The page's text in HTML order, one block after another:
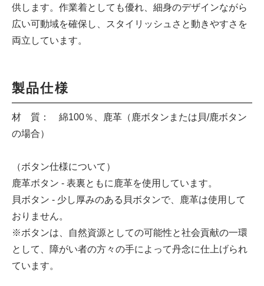
供します。作業着としても優れ、細身のデザインながら
広い可動域を確保し、スタイリッシュさと動きやすさを
両立しています。
製品仕様
材 質： 綿100％、鹿革（鹿ボタンまたは貝/鹿ボタン
の場合）
（ボタン仕様について）
鹿革ボタン - 表裏ともに鹿革を使用しています。
貝ボタン - 少し厚みのある貝ボタンで、鹿革は使用して
おりません。
※ボタンは、自然資源としての可能性と社会貢献の一環
として、障がい者の方々の手によって丹念に仕上げられ
ています。